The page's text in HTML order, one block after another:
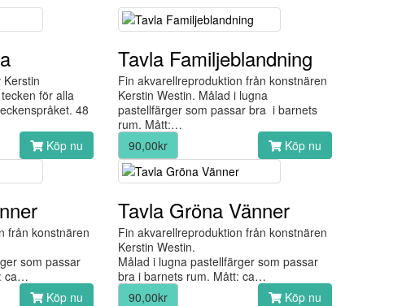
för alla
48
Köp nu
Tavla Familjeblandning
Fin akvarellreproduktion från konstnären
Kerstin Westin. Målad i lugna
pastellfärger som passar bra i barnets
rum. Mått:…
90,00kr
Köp nu
från konstnären
som passar
ca…
Köp nu
Tavla Gröna Vänner
Fin akvarellreproduktion från konstnären
Kerstin Westin.
Målad i lugna pastellfärger som passar
bra i barnets rum. Mått: ca…
90,00kr
Köp nu